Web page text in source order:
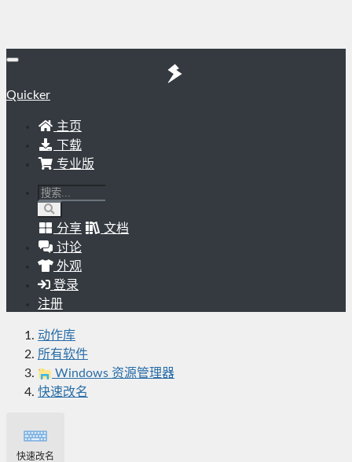
Quicker
主页
下载
专业版
分享
文档
讨论
外观
登录
注册
动作库
所有软件
Windows 资源管理器
快速改名
快速改名